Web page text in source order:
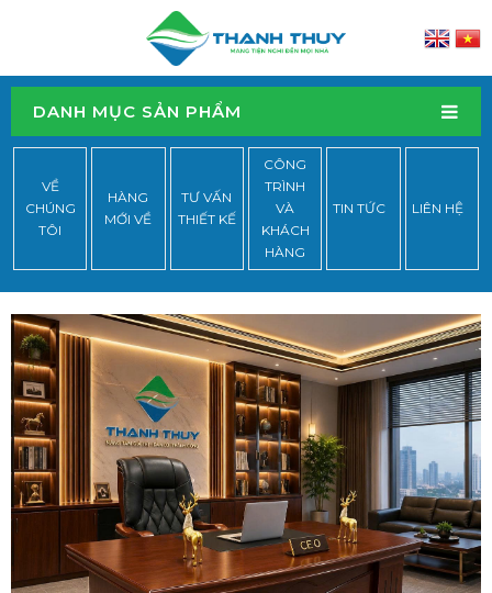
DANH MỤC SẢN PHẨM
VỀ
CHÚNG
TÔI
HÀNG
MỚI VỀ
TƯ VẤN
THIẾT KẾ
CÔNG
TRÌNH
VÀ
KHÁCH
HÀNG
TIN TỨC LIÊN HỆ